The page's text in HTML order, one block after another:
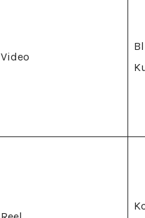
Video